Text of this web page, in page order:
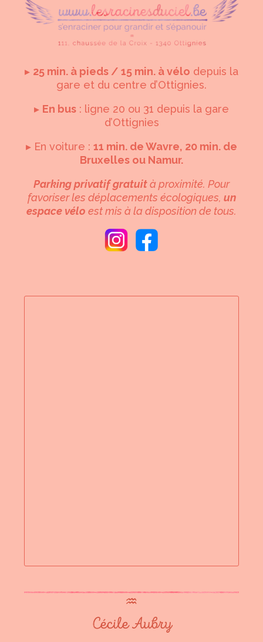
▸ 25 min. à pieds / 15 min. à vélo depuis la
gare et du centre d’Ottignies.
▸ En bus : ligne 20 ou 31 depuis la gare
d’Ottignies
▸ En voiture : 11 min. de Wavre, 20 min. de
Bruxelles ou Namur.
Parking privatif gratuità proximité. Pour
favoriser les déplacements écologiques, un
espace vélo est mis à la disposition de tous.
♒︎
Cécile Aubry